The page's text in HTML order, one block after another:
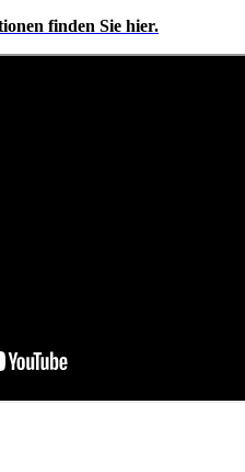
finden Sie hier.